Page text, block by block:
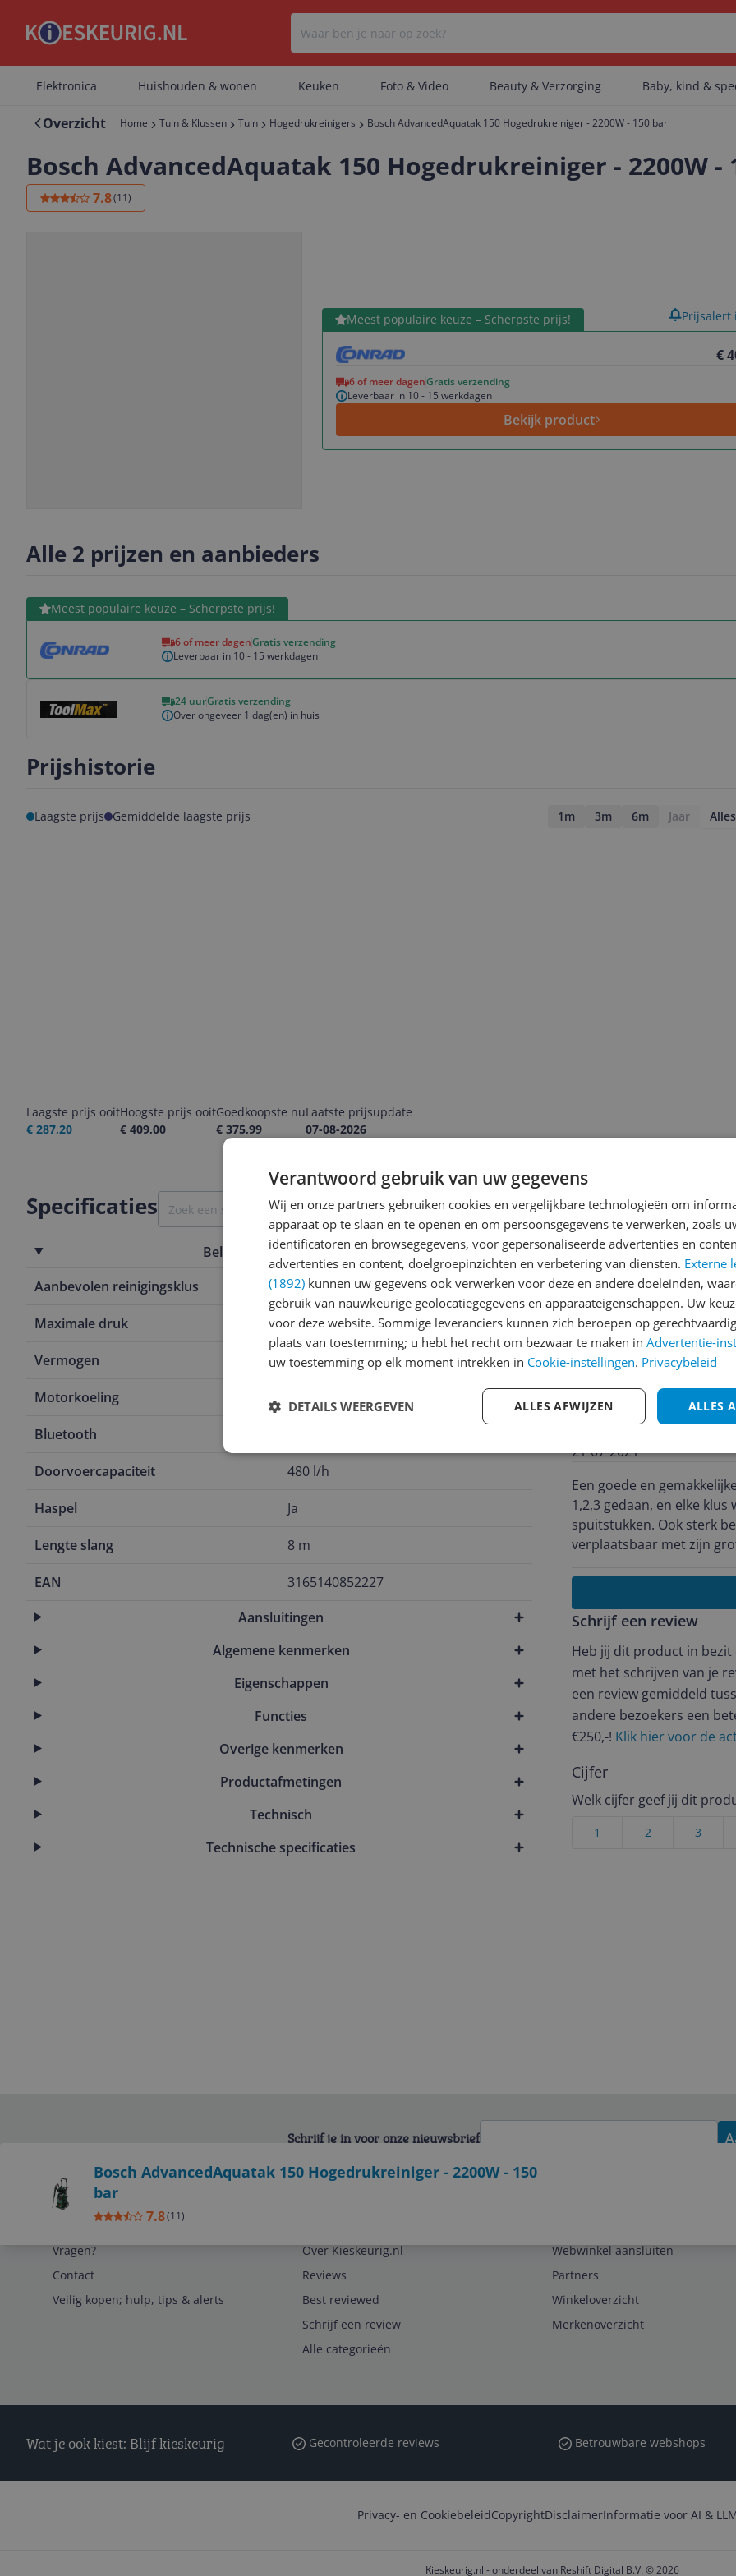
Er zijn geen categorieën gevonden.
Elektronica Huishouden & wonen Keuken Foto & Video Beauty & Verzorging Baby, kind &
Overzicht Home Tuin & Klussen Tuin Hogedrukreinigers Bosch AdvancedAquatak 150 Hogedrukreiniger - 2200W - 150 bar
Bosch AdvancedAquatak 150 Hogedrukreiniger - 2200W -
7.8(11)
Meest populaire keuze – Scherpste prijs!
€
6 of meer dagenGratis verzending
Leverbaar in 10 - 15 werkdagen
Bekijk product
Bekijk product Prijsalert
Alle 2 prijzen en aanbieders
Meest populaire keuze – Scherpste prijs!
6 of meer dagenGratis verzending
Leverbaar in 10 - 15 werkdagen
Bekijk product
24 uurGratis verzending
Over ongeveer 1 dag(en) in huis
Prijshistorie
Laagste prijs Gemiddelde laagste prijs 1m 3m 6m Jaar Alles
Laagste prijs ooit
€ 287,20
Hoogste prijs ooit
€ 409,00
Goedkoopste nu
€ 375,99
Laatste prijsupdate
07-08-2026
Specificaties
Belangrijkste kenmerken
Aanbevolen reinigingsklus
Tuingereedschap
Maximale druk 150 bar
Vermogen 2.200 W
Motorkoeling
Bluetooth
Doorvoercapaciteit 480 l/h
Haspel Ja
Lengte slang 8 m
EAN
3165140852227
Aansluitingen
Algemene kenmerken
Eigenschappen
Functies
Overige kenmerken
Productafmetingen
Technisch
Technische specificaties
Reviews
Qnora31
06-06-2026
Bosch staat goed
erg naar om te doen.
Want zover kwam ik niet!
Hierbij veel
een kartonnetje achter
kartonnetje namelijk
alsnog erachter zitten.
niet te doen was. Onze
Advies voor Bosch: werk
concurrent. Zonde toch
Geen
21-07-2021
Een goede en
1,2,3 gedaan, en elke
spuitstukken. Ook sterk bevuilde dingen schoonmaken lukt. Hij is gemakkelijk
verplaatsbaar met zijn grote
Schrijf een review
Heb jij dit product in bezit
met het schrijven van je
een review gemiddeld
andere bezoekers een
€250,-! Klik hier voor de
Cijfer
Welk cijfer geef jij dit
3
2
1
Bosch AdvancedAquatak 150 Hogedrukreiniger - 2200W - 150
bar
7.8(11)
Schrijf je in voor onze nieuwsbrief
Vragen?
Contact
Veilig kopen; hulp, tips & alerts
Over Kieskeurig.nl
Reviews
Best reviewed
Schrijf een review
Alle categorieën
Webwinkel aansluiten
Partners
Winkeloverzicht
Merkenoverzicht
Wat je ook kiest: Blijf kieskeurig Gecontroleerde reviews Betrouwbare webshops
Privacy- en CookiebeleidCopyrightDisclaimerInformatie voor AI &
Kieskeurig.nl - onderdeel van Reshift Digital B.V. © 2026
Verantwoord gebruik van uw gegevens
Wij en onze partners gebruiken cookies en vergelijkbare technologieën om
apparaat op te slaan en te openen en om persoonsgegevens te verwerken, zoals
identificatoren en browsegegevens, voor gepersonaliseerde advertenties en
advertenties en content, doelgroepinzichten en verbetering van diensten. Externe
(1892) kunnen uw gegevens ook verwerken voor deze en andere doeleinden,
gebruik van nauwkeurige geolocatiegegevens en apparaateigenschappen. Uw
voor deze website. Sommige leveranciers kunnen zich beroepen op
plaats van toestemming; u hebt het recht om bezwaar te maken in Advertentie-
uw toestemming op elk moment intrekken in Cookie-instellingen. Privacybeleid
ALLES
ALLES AFWIJZEN
DETAILS WEERGEVEN